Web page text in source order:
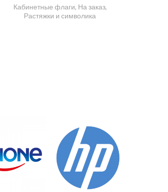
Кабинетные флаги, На заказ,
Растяжки и символика